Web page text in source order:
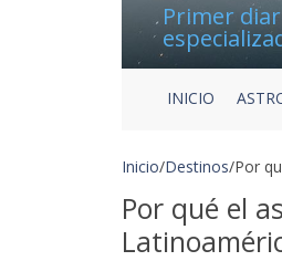
Primer
INICIO
Inicio/Destinos/Por
Por qué el